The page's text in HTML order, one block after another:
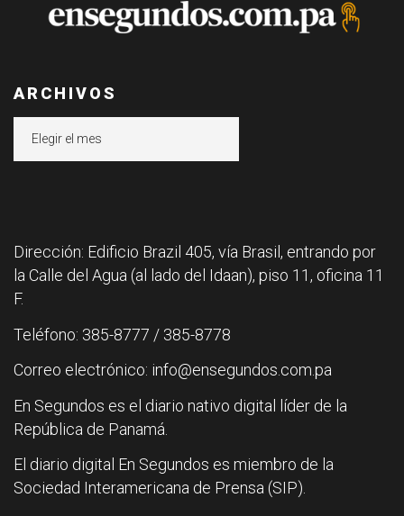
ARCHIVOS
Dirección: Edificio Brazil 405, vía Brasil, entrando por
la Calle del Agua (al lado del Idaan), piso 11, oficina 11
F.
Teléfono: 385-8777 / 385-8778
Correo electrónico: info@ensegundos.com.pa
En Segundos es el diario nativo digital líder de la
República de Panamá.
El diario digital En Segundos es miembro de la
Sociedad Interamericana de Prensa (SIP).